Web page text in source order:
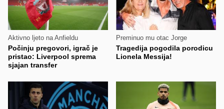
Aktivno ljeto na Anfieldu
Počinju pregovori, igrač je
pristao: Liverpool sprema
sjajan transfer
Preminuo mu otac Jorge
Tragedija pogodila porodicu
Lionela Messija!